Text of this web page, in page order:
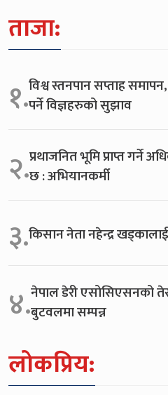
ताजा:
१.विश्व स्तनपान सप्ताह
पर्ने विज्ञहरुको सुझाव
२.प्रथाजनित भूमि प्राप्त गर्ने
छ : अभियानकर्मी
३.किसान नेता नहेन्द्र खड्कालाई
४.नेपाल डेरी एसोसिएसनको
बुटवलमा सम्पन्न
लोकप्रिय: